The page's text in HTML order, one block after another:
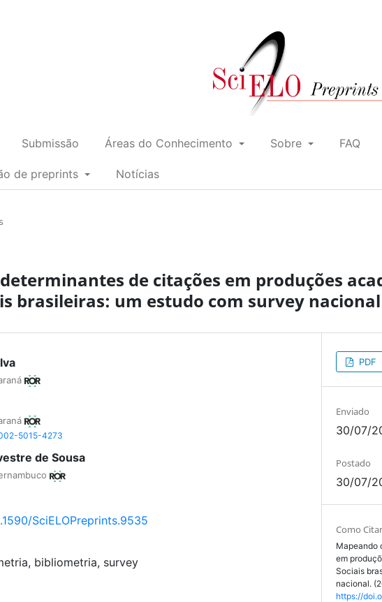
Submissão Áreas do Conhecimento Sobre FAQ
de preprints Notícias
de citações em produções
brasileiras: um estudo com survey nacional
5015-4273
de Sousa
SciELOPreprints.9535
bibliometria, survey
PDF
Enviado
30/07/
Postado
30/07/
Como Citar
Mapeando
em
Sociais
nacional.
https://